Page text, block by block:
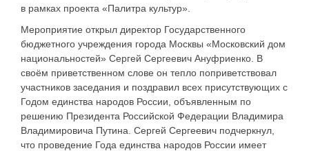
в рамках проекта «Палитра культур».
Мероприятие открыл директор Государственного
бюджетного учреждения города Москвы «Московский дом
национальностей» Сергей Сергеевич Ануфриенко. В
своём приветственном слове он тепло поприветствовал
участников заседания и поздравил всех присутствующих с
Годом единства народов России, объявленным по
решению Президента Российской Федерации Владимира
Владимировича Путина. Сергей Сергеевич подчеркнул,
что проведение Года единства народов России имеет